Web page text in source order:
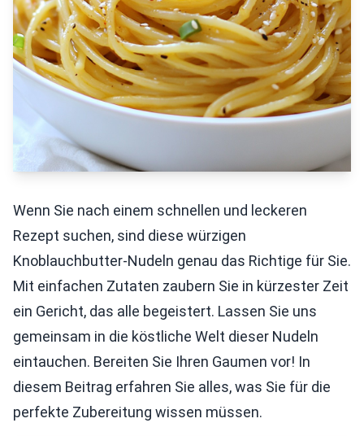
Wenn Sie nach einem schnellen und leckeren
Rezept suchen, sind diese würzigen
Knoblauchbutter-Nudeln genau das Richtige für Sie.
Mit einfachen Zutaten zaubern Sie in kürzester Zeit
ein Gericht, das alle begeistert. Lassen Sie uns
gemeinsam in die köstliche Welt dieser Nudeln
eintauchen. Bereiten Sie Ihren Gaumen vor! In
diesem Beitrag erfahren Sie alles, was Sie für die
perfekte Zubereitung wissen müssen.